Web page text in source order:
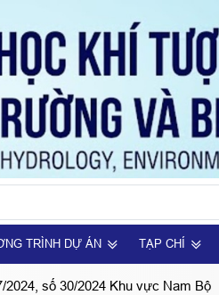
TRÌNH DỰ ÁN TẠP CHÍ
2024, số 30/2024 Khu vực Nam Bộ